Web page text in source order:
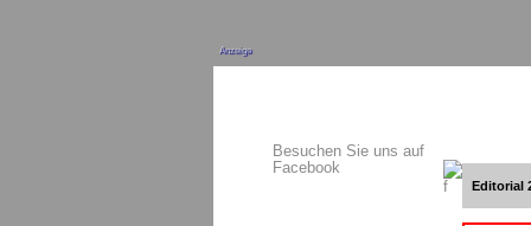
Anzeige
Besuchen Sie uns auf
Facebook
Editorial